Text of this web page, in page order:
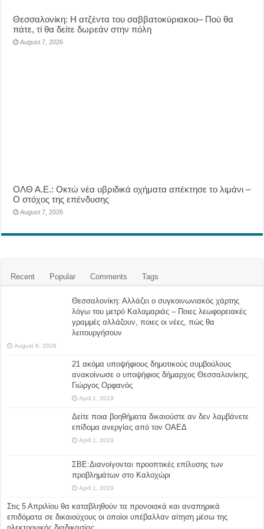
Θεσσαλονίκη: Η ατζέντα του σαββατοκύριακου– Πού θα
πάτε, τί θα δείτε δωρεάν στην πόλη
August 7, 2026
ΟΛΘ Α.Ε.: Οκτώ νέα υβριδικά οχήματα απέκτησε το λιμάνι –
Ο στόχος της επένδυσης
August 7, 2026
Recent Popular Comments Tags
Θεσσαλονίκη: Αλλάζει ο συγκοινωνιακός χάρτης
λόγω του μετρό Καλαμαριάς – Ποιες λεωφορειακές
γραμμές αλλάζουν, ποιες οι νέες, πώς θα
λειτουργήσουν
August 8, 2026
21 ακόμα υποψήφιους δημοτικούς συμβούλους
ανακοίνωσε ο υποψήφιος δήμαρχος Θεσσαλονίκης,
Γιώργος Ορφανός
April 1, 2019
Δείτε ποια βοηθήματα δικαιούστε αν δεν λαμβάνετε
επίδομα ανεργίας από τον ΟΑΕΔ
April 1, 2019
ΣΒΕ:Διανοίγονται προοπτικές επίλυσης των
προβλημάτων στο Καλοχώρι
April 1, 2019
Στις 5 Απριλίου θα καταβληθούν τα προνοιακά και αναπηρικά
επιδόματα σε δικαιούχους οι οποίοι υπέβαλλαν αίτηση μέσω της